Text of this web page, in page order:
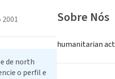
Sobre Nós
humanitarian
de north
o perfil e